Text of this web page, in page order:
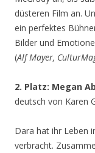
düsteren Film an.
ein perfektes
Bilder und
(Alf Mayer,
2. Platz: Megan
deutsch von Karen
Dara hat ihr Leben
verbracht.